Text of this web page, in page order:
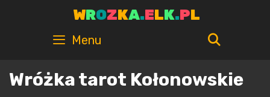
WROZKA.ELK.PL
Menu
Wróżka tarot Kołonowskie